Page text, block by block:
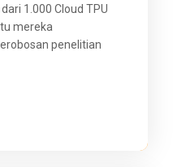
1.000 Cloud TPU
mereka
penelitian